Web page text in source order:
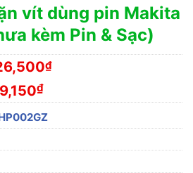
vít dùng pin Makita
kèm Pin & Sạc)
₫
₫